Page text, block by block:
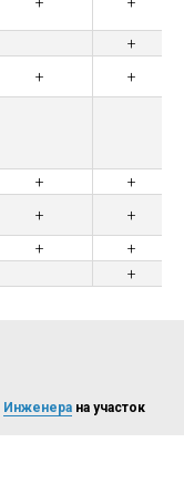
+
+
+
+
+
+
+
+
+
+
Инженера на участок